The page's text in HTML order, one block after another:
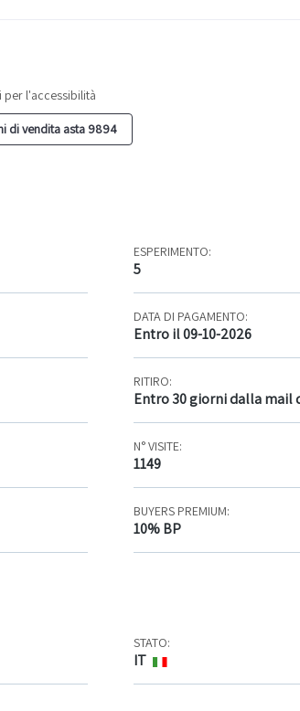
l'accessibilità
di vendita asta 9894
ESPERIMENTO:
5
DATA DI PAGAMENTO:
Entro il 09-10-2026
RITIRO:
Entro 30 giorni dalla mail
N° VISITE:
1149
BUYERS PREMIUM:
10% BP
STATO:
IT